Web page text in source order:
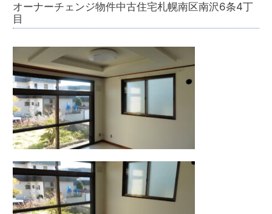
オーナーチェンジ物件中古住宅札幌南区南沢6条4丁
目